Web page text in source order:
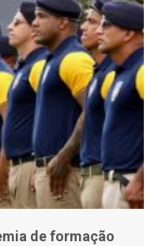
de formação